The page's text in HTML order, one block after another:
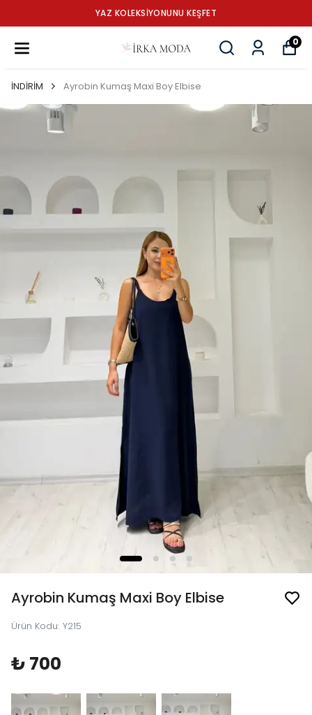
YAZ KOLEKSİYONUNU KEŞFET
0
İNDİRİM Ayrobin Kumaş Maxi Boy Elbise
Ayrobin Kumaş Maxi Boy Elbise
Ürün Kodu: Y215
₺ 700